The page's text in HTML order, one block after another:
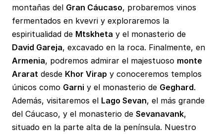
montañas del Gran Cáucaso, probaremos vinos
fermentados en kvevri y exploraremos la
espiritualidad de Mtskheta y el monasterio de
David Gareja, excavado en la roca. Finalmente, en
Armenia, podremos admirar el majestuoso monte
Ararat desde Khor Virap y conoceremos templos
únicos como Garni y el monasterio de Geghard.
Además, visitaremos el Lago Sevan, el más grande
del Cáucaso, y el monasterio de Sevanavank,
situado en la parte alta de la península. Nuestro